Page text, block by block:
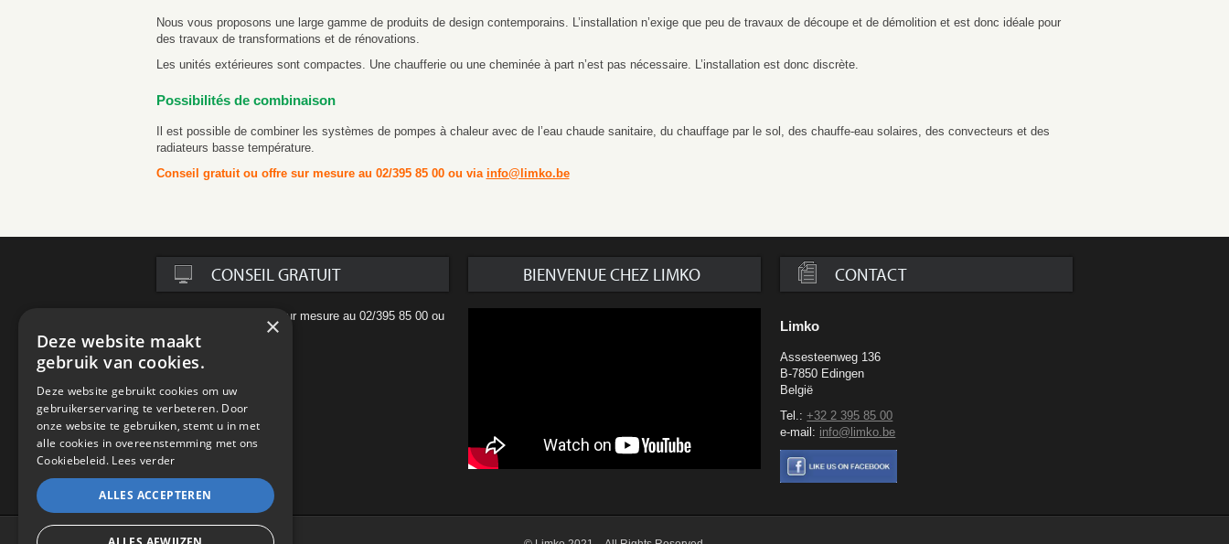
Nous vous proposons une large gamme de produits de design contemporains. L’installation n’exige que peu de travaux de découpe et de démolition et est donc idéale pour
des travaux de transformations et de rénovations.
Les unités extérieures sont compactes. Une chaufferie ou une cheminée à part n’est pas nécessaire. L’installation est donc discrète.
Possibilités de combinaison
Il est possible de combiner les systèmes de pompes à chaleur avec de l’eau chaude sanitaire, du chauffage par le sol, des chauffe-eau solaires, des convecteurs et des
radiateurs basse température.
Conseil gratuit ou offre sur mesure au 02/395 85 00 ou via info@limko.be
CONSEIL GRATUIT
Conseil gratuit ou offre sur mesure au 02/395 85 00 ou
info@limko.be
BIENVENUE CHEZ LIMKO CONTACT
Limko
Assesteenweg 136
B-7850 Edingen
België
Tel.:+32 2 395 85 00
e-mail: info@limko.be
×
Deze website maakt
gebruik van cookies.
Deze website gebruikt cookies om uw
gebruikerservaring te verbeteren. Door
onze website te gebruiken, stemt u in met
alle cookies in overeenstemming met ons
Cookiebeleid. Lees verder
ALLES ACCEPTEREN